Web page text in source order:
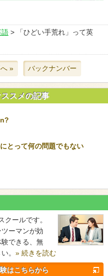
語 > 「ひどい手荒れ」って英
» バックナンバー
スメの記事
って何の問題でもない
ールです。
ーマンが効
できる、無
。 » 続きを読む
はこちらから